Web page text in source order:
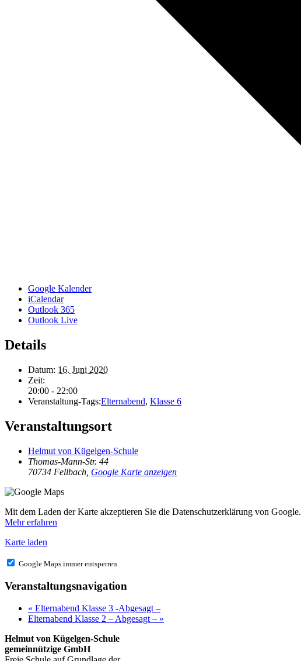
Google Kalender
iCalendar
Outlook 365
Outlook Live
Details
Datum: 16. Juni 2020
Zeit:
20:00 - 22:00
Veranstaltung-Tags:Elternabend, Klasse 6
Veranstaltungsort
Helmut von Kügelgen-Schule
Thomas-Mann-Str. 44
70734 Fellbach Google Karte anzeigen
Mit dem Laden der Karte akzeptieren Sie die Datenschutzerklärung von Google.
Mehr erfahren
Karte laden
Google Maps immer entsperren
Veranstaltungsnavigation
« Elternabend Klasse 3 -Abgesagt –
Elternabend Klasse 2 – Abgesagt – »
Helmut von Kügelgen-Schule
gemeinnützige GmbH